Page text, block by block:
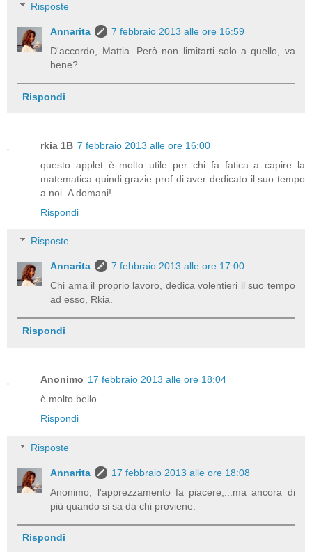
Risposte
Annarita
7 febbraio 2013 alle ore 16:59
D'accordo, Mattia. Però non limitarti solo a quello, va
bene?
Rispondi
rkia 1B 7 febbraio 2013 alle ore 16:00
questo applet è molto utile per chi fa fatica a capire la
matematica quindi grazie prof di aver dedicato il suo tempo
a noi .A domani!
Rispondi
Risposte
Annarita
7 febbraio 2013 alle ore 17:00
Chi ama il proprio lavoro, dedica volentieri il suo tempo
ad esso, Rkia.
Rispondi
Anonimo 17 febbraio 2013 alle ore 18:04
è molto bello
Rispondi
Risposte
Annarita
17 febbraio 2013 alle ore 18:08
Anonimo, l'apprezzamento fa piacere,...ma ancora di
più quando si sa da chi proviene.
Rispondi